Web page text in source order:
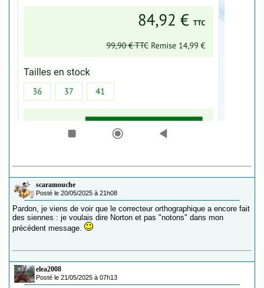
scaramouche
Posté le 20/05/2025 à 21h08
Pardon, je viens de voir que le correcteur orthographique a encore fait
des siennes : je voulais dire Norton et pas "notons" dans mon
précédent message.
elea2008
Posté le 21/05/2025 à 07h13